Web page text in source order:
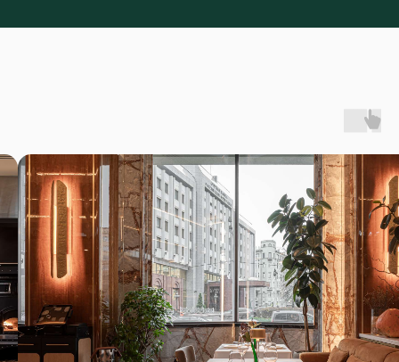
Даю согласие на обработку персональных данных в соответствии с
Политикой обработки персональных данных.
Передать бронь менеджеру